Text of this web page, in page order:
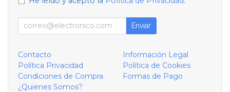
Enviar
Contacto
Información Legal
Política Privacidad
Política de Cookies
Condiciones de Compra
Formas de Pago
¿Quienes Somos?